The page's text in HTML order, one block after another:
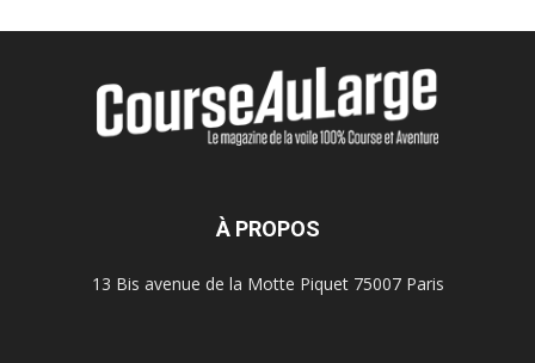
À PROPOS
13 Bis avenue de la Motte Piquet 75007 Paris